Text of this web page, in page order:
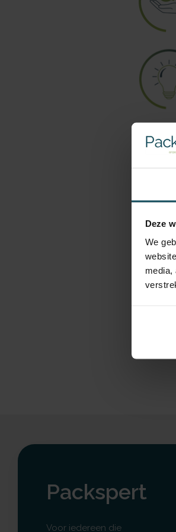
Deze
We
media,
Packspert
Voor iedereen die